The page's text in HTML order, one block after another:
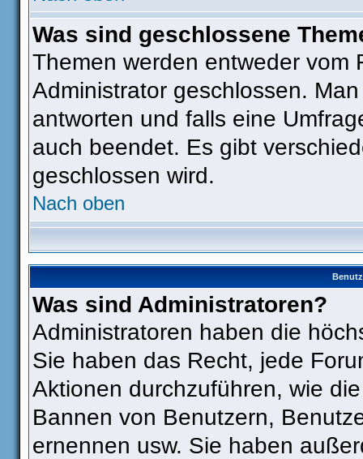
Was sind geschlossene
Themen werden entweder vom
Administrator geschlossen.
antworten und falls eine
auch beendet. Es gibt
geschlossen wird.
Nach oben
Was sind Administratoren?
Administratoren haben die
Sie haben das Recht, jede
Aktionen durchzuführen, wie
Bannen von Benutzern,
ernennen usw. Sie haben